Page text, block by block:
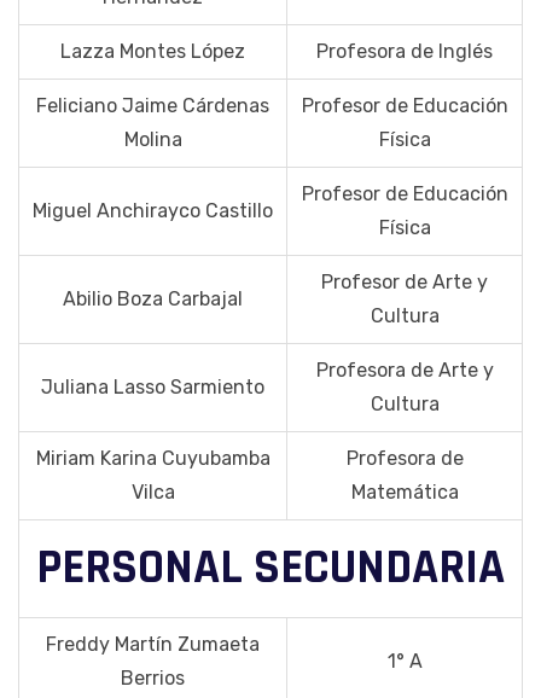
Lazza Montes López Profesora de Inglés
Feliciano Jaime Cárdenas
Molina
Profesor de Educación
Física
Miguel Anchirayco Castillo
Profesor de Educación
Física
Abilio Boza Carbajal
Profesor de Arte y
Cultura
Juliana Lasso Sarmiento
Profesora de Arte y
Cultura
Miriam Karina Cuyubamba
Vilca
Profesora de
Matemática
PERSONAL SECUNDARIA
Freddy Martín Zumaeta
Berrios
1° A